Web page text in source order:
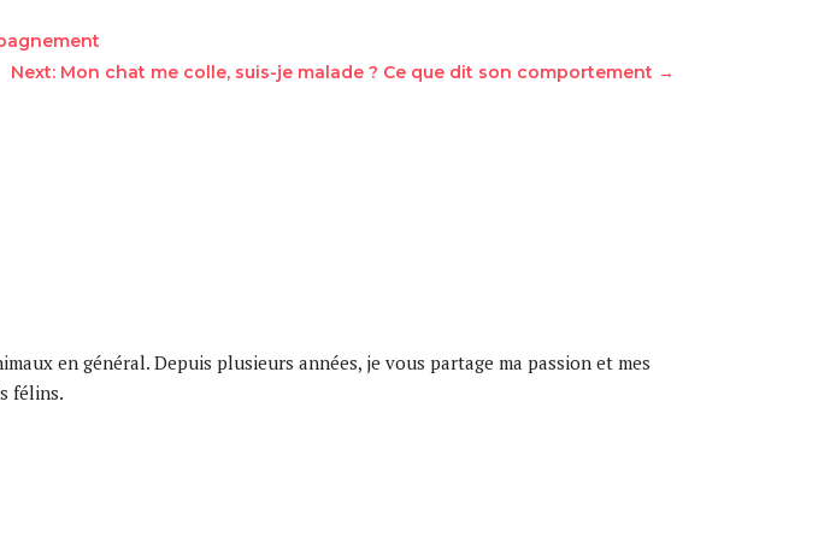
Next: Mon chat me colle, suis-je malade ? Ce que dit son comportement →
en général. Depuis plusieurs années, je vous partage ma passion et mes
félins.